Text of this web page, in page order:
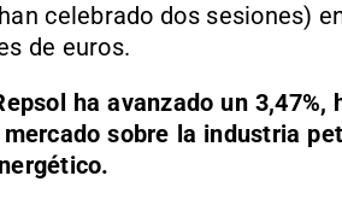
celebrado dos sesiones)
de euros.
ha avanzado un
sobre la industria